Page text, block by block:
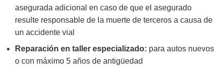
asegurada adicional en caso de que el asegurado
resulte responsable de la muerte de terceros a causa de
un accidente vial
Reparación en taller especializado: para autos nuevos
o con máximo 5 años de antigüedad